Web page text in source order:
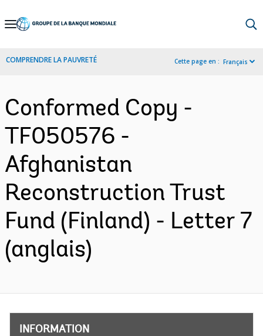
Skip
Navigation
COMPRENDRE LA PAUVRETÉ Cette page en : Français
Conformed Copy -
TF050576 -
Afghanistan
Reconstruction Trust
Fund (Finland) - Letter 7
(anglais)
INFORMATION